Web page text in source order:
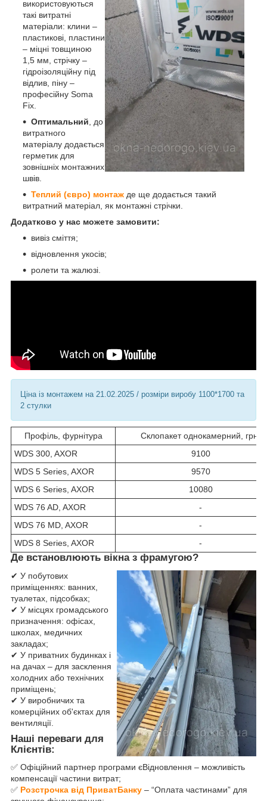
використовуються
такі витратні
матеріали: клини –
пластикові, пластини
– міцні товщиною
1,5 мм, стрічку –
гідроізоляційну під
відлив, піну –
професійну Soma
Fix.
Оптимальний , до
витратного
матеріалу додається
герметик для
зовнішніх монтажних
швів.
Теплий (євро) монтаж де ще додається такий
витратний матеріал, як монтажні стрічки.
Додатково у нас можете замовити:
вивіз сміття;
відновлення укосів;
ролети та жалюзі.
Ціна із монтажем на 21.02.2025 / розміри виробу 1100*1700 та
2 стулки
Профіль, фурнітура
Склопакет однокамерний, грн.
WDS 300, AXOR
9100
WDS 5 Series, AXOR
9570
WDS 6 Series, AXOR
10080
WDS 76 AD, AXOR
-
WDS 76 MD, AXOR
-
WDS 8 Series, AXOR
-
Де встановлюють вікна з фрамугою?
✔ У побутових
приміщеннях: ванних,
туалетах, підсобках;
✔ У місцях громадського
призначення: офісах,
школах, медичних
закладах;
✔ У приватних будинках і
на дачах – для засклення
холодних або технічних
приміщень;
✔ У виробничих та
комерційних об'єктах для
вентиляції.
Наші переваги для
Клієнтів:
✅ Офіційний партнер програми єВідновлення – можливість
компенсації частини витрат;
✅ Розстрочка від ПриватБанку – “Оплата частинами” для